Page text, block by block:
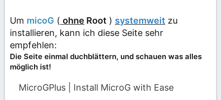
Um micoG ( ohne Root ) systemweit zu
installieren, kann ich diese Seite sehr
empfehlen:
Die Seite einmal duchblättern, und schauen was alles
möglich ist!
MicroGPlus | Install MicroG with Ease